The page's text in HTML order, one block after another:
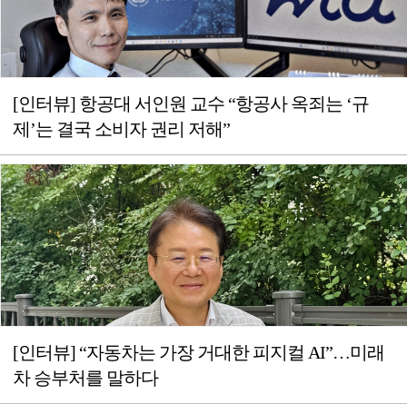
[인터뷰] 항공대 서인원 교수 “항공사 옥죄는 ‘규
제’는 결국 소비자 권리 저해”
[인터뷰] “자동차는 가장 거대한 피지컬 AI”…미래
차 승부처를 말하다